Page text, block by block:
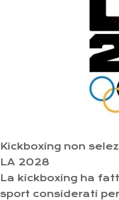
Kickboxing non
LA 2028
La kickboxing ha
sport considerati